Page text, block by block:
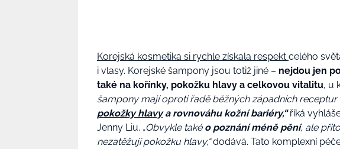
Korejská kosmetika si rychle získala respekt celého
i vlasy. Korejské šampony jsou totiž jiné – nejdou jen
také na kořínky, pokožku hlavy a celkovou vitalitu, u
šampony mají oproti řadě běžných západních receptur
pokožky hlavya rovnováhu kožní bariéry,“říká
Jenny Liu. „Obvykle také o poznání méně pění, ale
nezatěžují pokožku hlavy,“dodává. Tato komplexní